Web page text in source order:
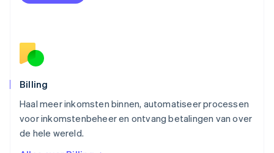
Billing
Haal meer inkomsten binnen, automatiseer processen
voor inkomstenbeheer en ontvang betalingen van over
de hele wereld.
English
Portugal
Português
English
Singapore
English简体中文